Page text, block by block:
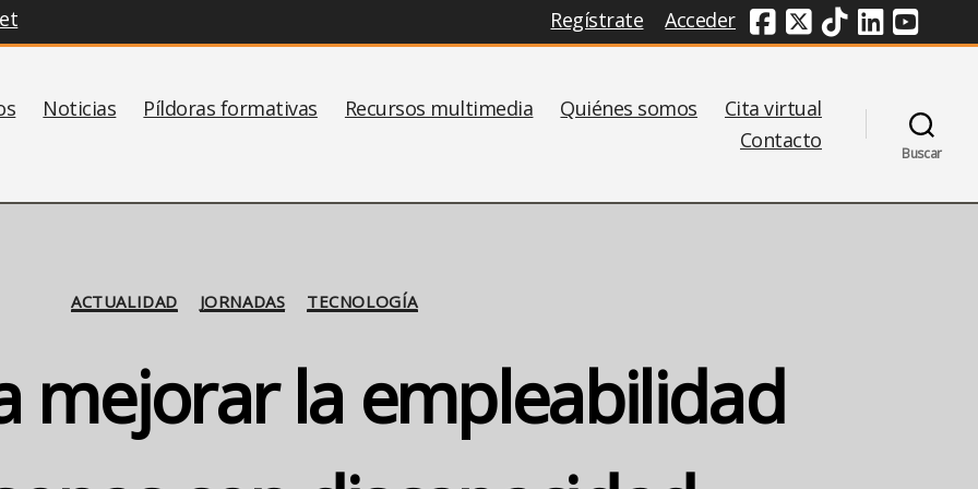
Regístrate Acceder Redes Sociales
Noticias Píldoras formativas Recursos multimedia Quiénes somos
Cita virtual
Contacto
Buscar
Categorías
ACTUALIDAD JORNADAS TECNOLOGÍA
mejorar la empleabilidad